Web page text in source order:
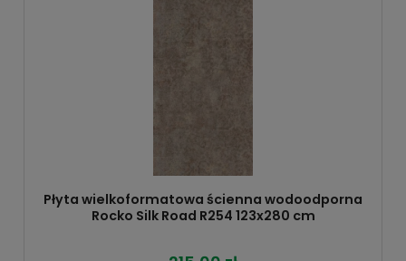
Płyta wielkoformatowa ścienna wodoodporna
Rocko Silk Road R254 123x280 cm